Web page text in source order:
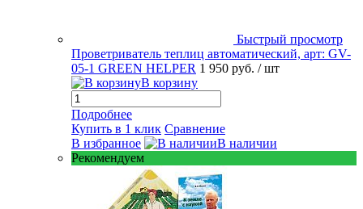
Быстрый просмотр
Проветриватель теплиц автоматический, арт: GV-
05-1 GREEN HELPER 1 950 руб. / шт
В корзину
Подробнее
Купить в 1 клик Сравнение
В избранное
В наличии
Рекомендуем